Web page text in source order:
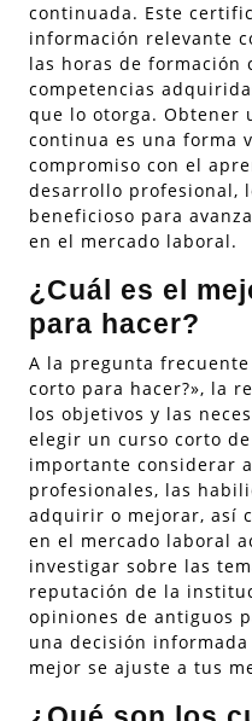
continuada. Este
información relevante
las horas de formación
competencias
que lo otorga. Obtener
continua es una forma
compromiso con el
desarrollo profesional,
beneficioso para
en el mercado laboral.
¿Cuál es el
para hacer?
A la pregunta
corto para hacer?», la
los objetivos y las
elegir un curso corto
importante considerar
profesionales, las
adquirir o mejorar, así
en el mercado laboral
investigar sobre las
reputación de la
opiniones de antiguos
una decisión
mejor se ajuste a tus